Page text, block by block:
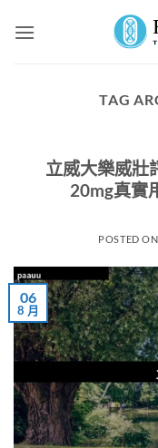
TAG
立威大樂威壯
20mg真實
POSTED ON
06
8 月